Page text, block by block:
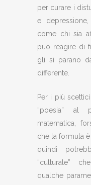
per curare i
e
come chi sia
può reagire di
gli si parano
differente.
Per i più
“poesia” al
matematica,
che la formula
quindi
“culturale”
qualche